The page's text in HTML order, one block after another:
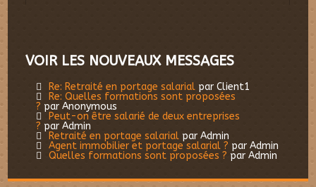
VOIR LES NOUVEAUX MESSAGES
Re: Retraité en portage salarial par Client1
Re: Quelles formations sont proposées
? par Anonymous
Peut-on être salarié de deux entreprises
? par Admin
Retraité en portage salarial par Admin
Agent immobilier et portage salarial ? par Admin
Quelles formations sont proposées ? par Admin